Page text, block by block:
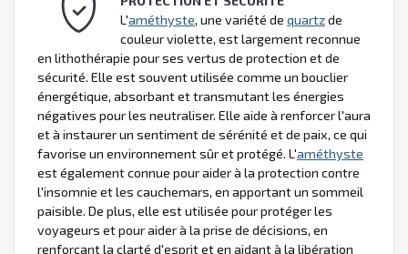
L'améthyste, une variété de quartzde
couleur violette, est largement reconnue
en lithothérapie pour ses vertus de protection et de
sécurité. Elle est souvent utilisée comme un bouclier
énergétique, absorbant et transmutant les énergies
négatives pour les neutraliser. Elle aide à renforcer l'aura
et à instaurer un sentiment de sérénité et de paix, ce qui
favorise un environnement sûr et protégé. L'améthyste
est également connue pour aider à la protection contre
l'insomnie et les cauchemars, en apportant un sommeil
paisible. De plus, elle est utilisée pour protéger les
voyageurs et pour aider à la prise de décisions, en
renforçant la clarté d'esprit et en aidant à la libération